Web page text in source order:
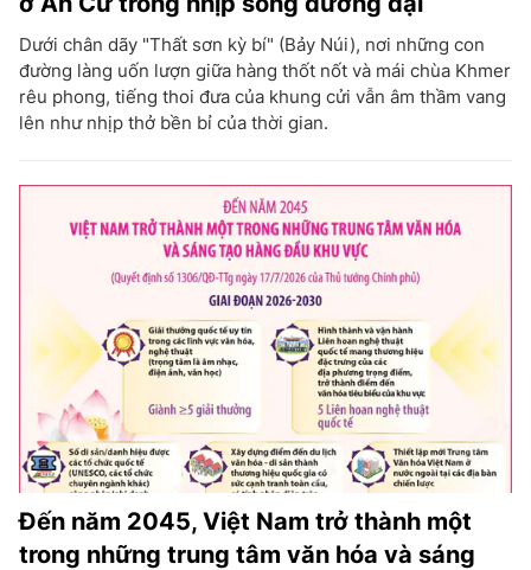
Dưới chân dãy "Thất sơn kỳ bí" (Bảy Núi), nơi những con
đường làng uốn lượn giữa hàng thốt nốt và mái chùa Khmer
rêu phong, tiếng thoi đưa của khung cửi vẫn âm thầm vang
lên như nhịp thở bền bỉ của thời gian.
Đến năm 2045, Việt Nam trở thành một
trong những trung tâm văn hóa và sáng